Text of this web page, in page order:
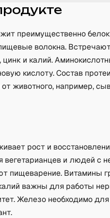
преимущественно
волокна.
цинк и калий.
кислоту. Состав
животного, например,
рост и
вегетарианцев и людей с
пищеварение. Витамины
важны для работы
Железо необходимо для